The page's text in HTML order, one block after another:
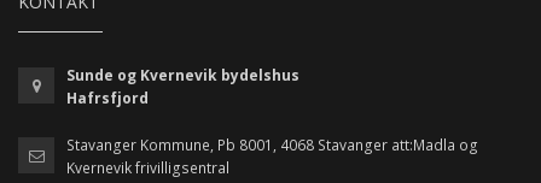
Sunde og Kvernevik bydelshus
Hafrsfjord
Stavanger Kommune, Pb 8001, 4068 Stavanger att:Madla og
Kvernevik frivilligsentral